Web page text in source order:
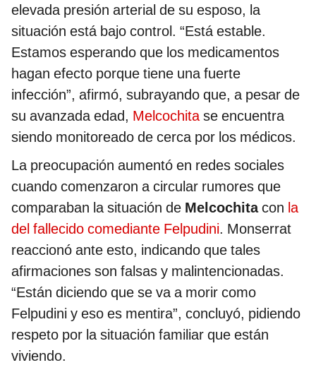
elevada presión arterial de su esposo, la
situación está bajo control. “Está estable.
Estamos esperando que los medicamentos
hagan efecto porque tiene una fuerte
infección”, afirmó, subrayando que, a pesar de
su avanzada edad, Melcochitase encuentra
siendo monitoreado de cerca por los médicos.
La preocupación aumentó en redes sociales
cuando comenzaron a circular rumores que
comparaban la situación de Melcochitacon la
del fallecido comediante Felpudini. Monserrat
reaccionó ante esto, indicando que tales
afirmaciones son falsas y malintencionadas.
“Están diciendo que se va a morir como
Felpudini y eso es mentira”, concluyó, pidiendo
respeto por la situación familiar que están
viviendo.